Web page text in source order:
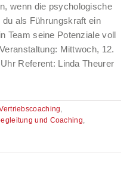
wenn die psychologische
als Führungskraft ein
Team seine Potenziale voll
Mittwoch, 12.
Referent: Linda Theurer
und Coaching